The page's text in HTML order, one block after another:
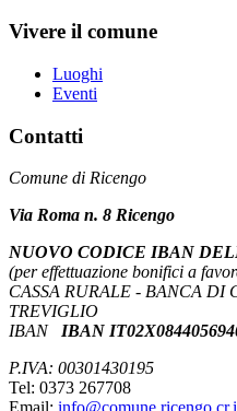
Vivere il comune
Luoghi
Eventi
Contatti
Comune di Ricengo
Via Roma n. 8 Ricengo
NUOVO CODICE IBAN
(per effettuazione bonifici a
CASSA RURALE - BANCA DI
TREVIGLIO
IBAN
IBAN
P.IVA: 00301430195
Tel: 0373 267708